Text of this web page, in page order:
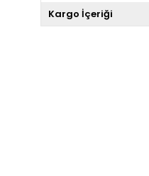
Kargo İçeriği